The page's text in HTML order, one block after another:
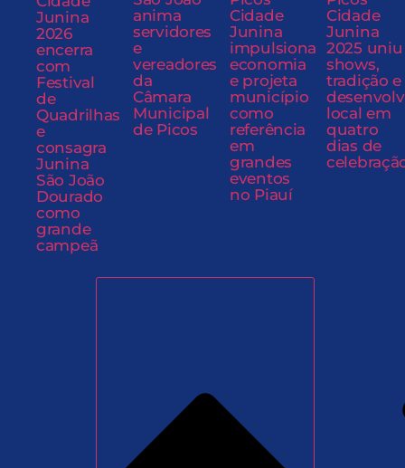
Junina
2026
encerra
com
Festival
de
Quadrilhas
e
consagra
Junina
São João
Dourado
como
grande
campeã
anima
servidores
e
vereadores
da
Câmara
Municipal
de Picos
Cidade
Junina
impulsiona
economia
e projeta
município
como
referência
em
grandes
eventos
no Piauí
Cidade
Junina
2025 uniu
shows,
tradição e
local em
quatro
dias de